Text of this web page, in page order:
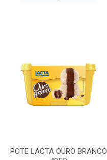
POTE LACTA OURO BRANCO